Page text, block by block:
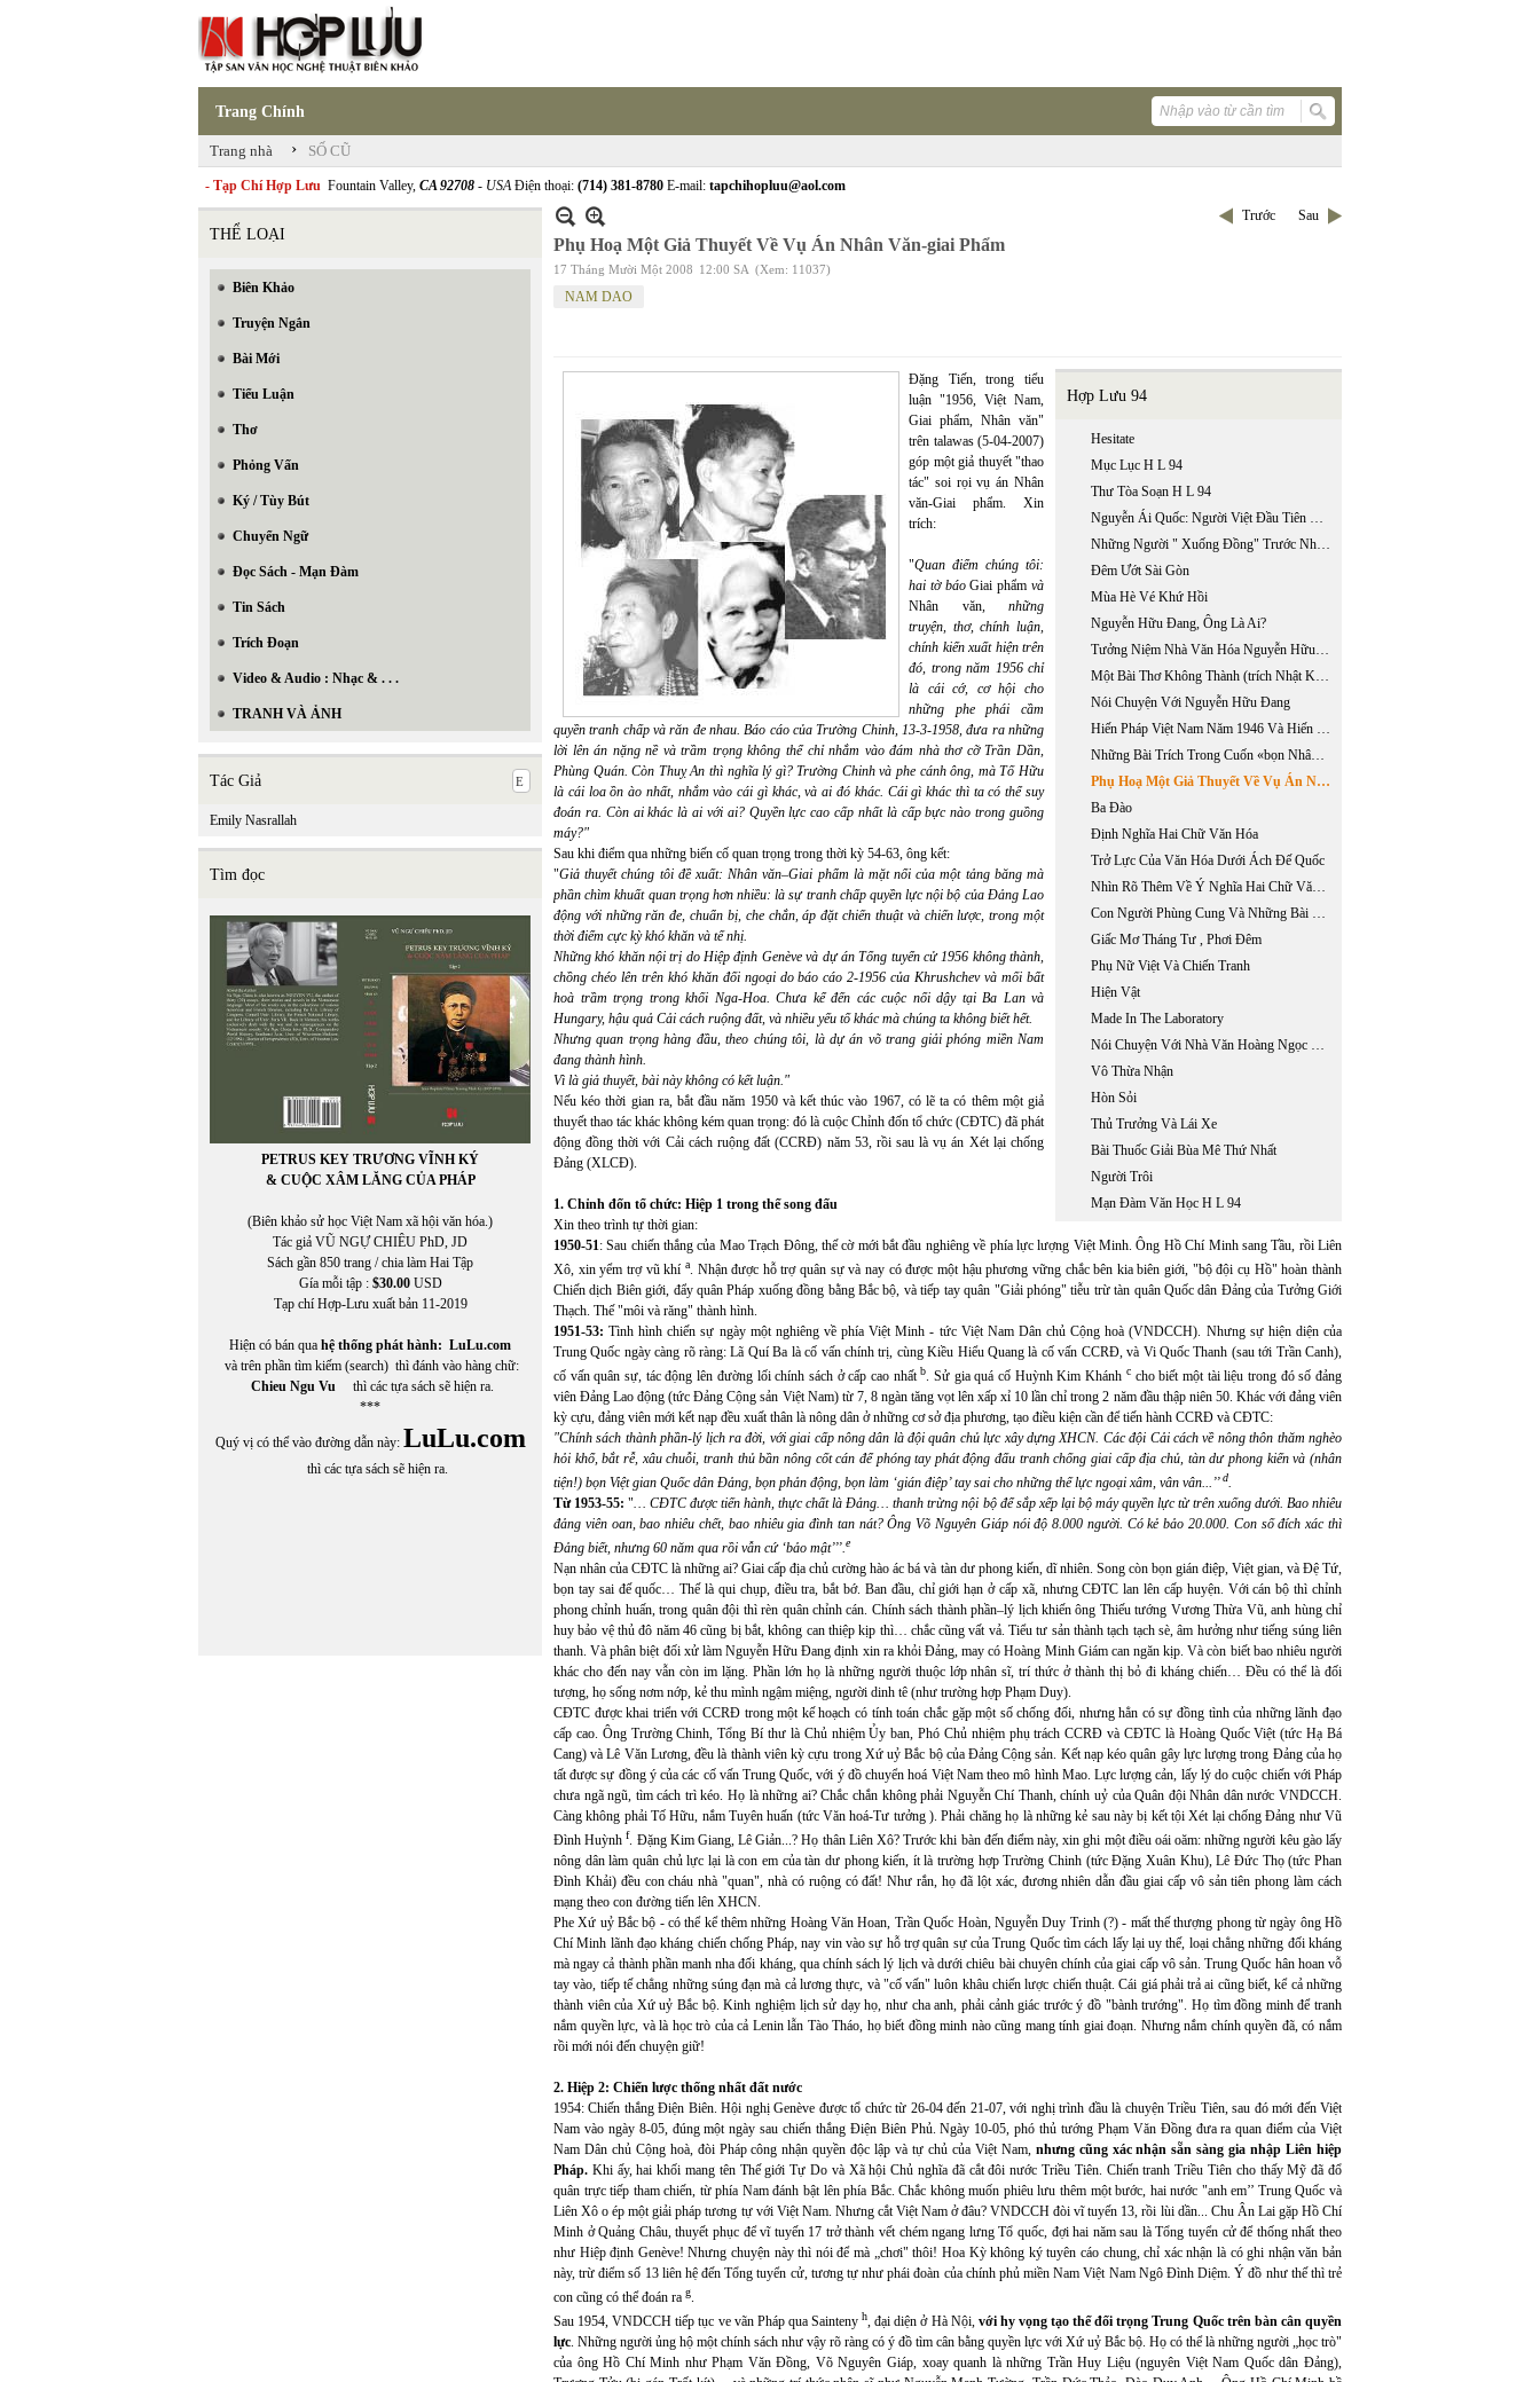
Trang Chính
Trang nhà › SỐ CŨ
- Tạp Chí Hợp Lưu Fountain Valley, CA 92708 - USAĐiện thoại: (714) 381-8780 E-mail: tapchihopluu@aol.com
THỂ LOẠI
Biên Khảo
Truyện Ngắn
Bài Mới
Tiểu Luận
Thơ
Phỏng Vấn
Ký / Tùy Bút
Chuyển Ngữ
Đọc Sách - Mạn Đàm
Tin Sách
Trích Đoạn
Video & Audio : Nhạc & . . .
TRANH VÀ ẢNH
Tác Giả
Emily Nasrallah
Tìm đọc
PETRUS KEY TRƯƠNG VĨNH KÝ
& CUỘC XÂM LĂNG CỦA PHÁP
(Biên khảo sử học Việt Nam xã hội văn hóa.)
Tác giả VŨ NGỰ CHIÊU PhD, JD
Sách gần 850 trang / chia làm Hai Tập
Gía mỗi tập : $30.00USD
Tạp chí Hợp-Lưu xuất bản 11-2019
Hiện có bán qua hệ thống phát hành: LuLu.com
và trên phần tìm kiếm (search) thì đánh vào hàng chữ:
Chieu Ngu Vu thì các tựa sách sẽ hiện ra.
***
Quý vị có thể vào đường dẫn này: LuLu.com
thì các tựa sách sẽ hiện ra.
Trước Sau
Phụ Hoạ Một Giả Thuyết Về Vụ Án Nhân Văn-giai Phẩm
17 Tháng Mười Một 2008 12:00 SA (Xem: 11037)
NAM DAO
Hợp Lưu 94
Hesitate
Mục Lục H L 94
Thư Tòa Soạn H L 94
Nguyễn Ái Quốc: Người Việt Đầu Tiên Đến Mỹ? (phần 2)
Những Người " Xuống Đồng" Trước Nhóm Mường Thái Lam Sơn
Đêm Ướt Sài Gòn
Mùa Hè Vé Khứ Hồi
Nguyễn Hữu Đang, Ông Là Ai?
Tưởng Niệm Nhà Văn Hóa Nguyễn Hữu Đang
Một Bài Thơ Không Thành (trích Nhật Ký Của Nhà Văn Nguyễn Huy Tưởng)
Nói Chuyện Với Nguyễn Hữu Đang
Hiến Pháp Việt Nam Năm 1946 Và Hiến Pháp Trung Hoa Bảo Đảm Tự Do Dân Chủ Thế Nào?
Những Bài Trích Trong Cuốn «bọn Nhân Văn Giai Phẩm Trước Toàn Án Dư Luận»
Phụ Hoạ Một Giả Thuyết Về Vụ Án Nhân Văn-giai Phẩm
Ba Đào
Định Nghĩa Hai Chữ Văn Hóa
Trở Lực Của Văn Hóa Dưới Ách Đế Quốc
Nhìn Rõ Thêm Về Ý Nghĩa Hai Chữ Văn Hóa Văn Hóa Tức Là...
Con Người Phùng Cung Và Những Bài Thơ Hay Trong Tập Xem Đêm
Giấc Mơ Tháng Tư , Phơi Đêm
Phụ Nữ Việt Và Chiến Tranh
Hiện Vật
Made In The Laboratory
Nói Chuyện Với Nhà Văn Hoàng Ngọc Thư
Vô Thừa Nhận
Hòn Sỏi
Thủ Trưởng Và Lái Xe
Bài Thuốc Giải Bùa Mê Thứ Nhất
Người Trôi
Mạn Đàm Văn Học H L 94
Đặng Tiến, trong tiểu
luận "1956, Việt Nam,
Giai phẩm, Nhân văn"
trên talawas (5-04-2007)
góp một giả thuyết "thao
tác" soi rọi vụ án Nhân
văn-Giai phẩm. Xin
trích:
"Quan điểm chúng tôi:
hai tờ báoGiai phẩm và
Nhân văn, những
truyện, thơ, chính luận,
chính kiến xuất hiện trên
đó, trong năm 1956 chỉ
là cái cớ, cơ hội cho
những phe phái cầm
quyền tranh chấp và răn đe nhau. Báo cáo của Trường Chinh, 13-3-1958, đưa ra những
lời lên án nặng nề và trầm trọng không thể chỉ nhắm vào đám nhà thơ cỡ Trần Dần,
Phùng Quán. Còn Thuỵ An thì nghĩa lý gì? Trường Chinh và phe cánh ông, mà Tố Hữu
là cái loa ồn ào nhất, nhắm vào cái gì khác, và ai đó khác. Cái gì khác thì ta có thể suy
đoán ra. Còn ai khác là ai với ai? Quyền lực cao cấp nhất là cấp bực nào trong guồng
máy?"
Sau khi điểm qua những biến cố quan trọng trong thời kỳ 54-63, ông kết:
"Giả thuyết chúng tôi đề xuất: Nhân văn–Giai phẩm là mặt nổi của một tảng băng mà
phần chìm khuất quan trọng hơn nhiều: là sự tranh chấp quyền lực nội bộ của Đảng Lao
động với những răn đe, chuẩn bị, che chắn, áp đặt chiến thuật và chiến lược, trong một
thời điểm cực kỳ khó khăn và tế nhị.
Những khó khăn nội trị do Hiệp định Genève và dự án Tổng tuyển cử 1956 không thành,
chồng chéo lên trên khó khăn đối ngoại do báo cáo 2-1956 của Khrushchev và mối bất
hoà trầm trọng trong khối Nga-Hoa. Chưa kể đến các cuộc nổi dậy tại Ba Lan và
Hungary, hậu quả Cải cách ruộng đất, và nhiều yếu tố khác mà chúng ta không biết hết.
Nhưng quan trọng hàng đầu, theo chúng tôi, là dự án võ trang giải phóng miền Nam
đang thành hình.
Vì là giả thuyết, bài này không có kết luận."
Nếu kéo thời gian ra, bắt đầu năm 1950 và kết thúc vào 1967, có lẽ ta có thêm một giả
thuyết thao tác khác không kém quan trọng: đó là cuộc Chỉnh đốn tổ chức (CĐTC) đã phát
động đồng thời với Cải cách ruộng đất (CCRĐ) năm 53, rồi sau là vụ án Xét lại chống
Đảng (XLCĐ).
1. Chỉnh đốn tổ chức: Hiệp 1 trong thế song đấu
Xin theo trình tự thời gian:
1950-51: Sau chiến thắng của Mao Trạch Đông, thế cờ mới bắt đầu nghiêng về phía lực lượng Việt Minh. Ông Hồ Chí Minh sang Tầu, rồi Liên
Xô, xin yểm trợ vũ khí a. Nhận được hỗ trợ quân sự và nay có được một hậu phương vững chắc bên kia biên giới, "bộ đội cụ Hồ" hoàn thành
Chiến dịch Biên giới, đẩy quân Pháp xuống đồng bằng Bắc bộ, và tiếp tay quân "Giải phóng" tiễu trừ tàn quân Quốc dân Đảng của Tưởng Giới
Thạch. Thế "môi và răng" thành hình.
1951-53: Tình hình chiến sự ngày một nghiêng về phía Việt Minh - tức Việt Nam Dân chủ Cộng hoà (VNDCCH). Nhưng sự hiện diện của
Trung Quốc ngày càng rõ ràng: Lã Quí Ba là cố vấn chính trị, cùng Kiều Hiểu Quang là cố vấn CCRĐ, và Vi Quốc Thanh (sau tới Trần Canh),
cố vấn quân sự, tác động lên đường lối chính sách ở cấp cao nhấtb. Sử gia quá cố Huỳnh Kim Khánh ccho biết một tài liệu trong đó số đảng
viên Đảng Lao động (tức Đảng Cộng sản Việt Nam) từ 7, 8 ngàn tăng vọt lên xấp xỉ 10 lần chỉ trong 2 năm đầu thập niên 50. Khác với đảng viên
kỳ cựu, đảng viên mới kết nạp đều xuất thân là nông dân ở những cơ sở địa phương, tạo điều kiện cần để tiến hành CCRĐ và CĐTC:
"Chính sách thành phần-lý lịch ra đời, với giai cấp nông dân là đội quân chủ lực xây dựng XHCN. Các đội Cải cách về nông thôn thăm nghèo
hỏi khổ, bắt rễ, xâu chuỗi, tranh thủ bần nông cốt cán để phóng tay phát động đấu tranh chống giai cấp địa chủ, tàn dư phong kiến và (nhân
tiện!) bọn Việt gian Quốc dân Đảng, bọn phản động, bọn làm ‘gián điệp’ tay sai cho những thế lực ngoại xâm, vân vân...’’d.
Từ 1953-55: "… CĐTC được tiến hành, thực chất là Đảng… thanh trừng nội bộ để sắp xếp lại bộ máy quyền lực từ trên xuống dưới. Bao nhiêu
đảng viên oan, bao nhiêu chết, bao nhiêu gia đình tan nát? Ông Võ Nguyên Giáp nói độ 8.000 người. Có kẻ bảo 20.000. Con số đích xác thì
Đảng biết, nhưng 60 năm qua rồi vẫn cứ ‘bảo mật’’’.e
Nạn nhân của CĐTC là những ai? Giai cấp địa chủ cường hào ác bá và tàn dư phong kiến, dĩ nhiên. Song còn bọn gián điệp, Việt gian, và Đệ Tứ,
bọn tay sai đế quốc… Thế là qui chụp, điều tra, bắt bớ. Ban đầu, chỉ giới hạn ở cấp xã, nhưng CĐTC lan lên cấp huyện. Với cán bộ thì chỉnh
phong chỉnh huấn, trong quân đội thì rèn quân chỉnh cán. Chính sách thành phần–lý lịch khiến ông Thiếu tướng Vương Thừa Vũ, anh hùng chỉ
huy bảo vệ thủ đô năm 46 cũng bị bắt, không can thiệp kịp thì… chắc cũng vất vả. Tiểu tư sản thành tạch tạch sè, âm hưởng như tiếng súng liên
thanh. Và phân biệt đối xử làm Nguyễn Hữu Đang định xin ra khỏi Đảng, may có Hoàng Minh Giám can ngăn kịp. Và còn biết bao nhiêu người
khác cho đến nay vẫn còn im lặng. Phần lớn họ là những người thuộc lớp nhân sĩ, trí thức ở thành thị bỏ đi kháng chiến… Đều có thể là đối
tượng, họ sống nơm nớp, kẻ thu mình ngậm miệng, người dinh tê (như trường hợp Phạm Duy).
CĐTC được khai triển với CCRĐ trong một kế hoạch có tính toán chắc gặp một số chống đối, nhưng hẳn có sự đồng tình của những lãnh đạo
cấp cao. Ông Trường Chinh, Tổng Bí thư là Chủ nhiệm Ủy ban, Phó Chủ nhiệm phụ trách CCRĐ và CĐTC là Hoàng Quốc Việt (tức Hạ Bá
Cang) và Lê Văn Lương, đều là thành viên kỳ cựu trong Xứ uỷ Bắc bộ của Đảng Cộng sản. Kết nạp kéo quân gây lực lượng trong Đảng của họ
tất được sự đồng ý của các cố vấn Trung Quốc, với ý đồ chuyển hoá Việt Nam theo mô hình Mao. Lực lượng cản, lấy lý do cuộc chiến với Pháp
chưa ngã ngũ, tìm cách trì kéo. Họ là những ai? Chắc chắn không phải Nguyễn Chí Thanh, chính uỷ của Quân đội Nhân dân nước VNDCCH.
Càng không phải Tố Hữu, nắm Tuyên huấn (tức Văn hoá-Tư tưởng ). Phải chăng họ là những kẻ sau này bị kết tội Xét lại chống Đảng như Vũ
Đình Huỳnhf. Đặng Kim Giang, Lê Giản...? Họ thân Liên Xô? Trước khi bàn đến điểm này, xin ghi một điều oái oăm: những người kêu gào lấy
nông dân làm quân chủ lực lại là con em của tàn dư phong kiến, ít là trường hợp Trường Chinh (tức Đặng Xuân Khu), Lê Đức Thọ (tức Phan
Đình Khải) đều con cháu nhà "quan", nhà có ruộng có đất! Như rắn, họ đã lột xác, đương nhiên dẫn đầu giai cấp vô sản tiên phong làm cách
mạng theo con đường tiến lên XHCN.
Phe Xứ uỷ Bắc bộ - có thể kể thêm những Hoàng Văn Hoan, Trần Quốc Hoàn, Nguyễn Duy Trinh (?) - mất thế thượng phong từ ngày ông Hồ
Chí Minh lãnh đạo kháng chiến chống Pháp, nay vin vào sự hỗ trợ quân sự của Trung Quốc tìm cách lấy lại uy thế, loại chẳng những đối kháng
mà ngay cả thành phần manh nha đối kháng, qua chính sách lý lịch và dưới chiêu bài chuyên chính của giai cấp vô sản. Trung Quốc hân hoan vỗ
tay vào, tiếp tế chẳng những súng đạn mà cả lương thực, và "cố vấn" luôn khâu chiến lược chiến thuật. Cái giá phải trả ai cũng biết, kể cả những
thành viên của Xứ uỷ Bắc bộ. Kinh nghiệm lịch sử dạy họ, như cha anh, phải cảnh giác trước ý đồ "bành trướng". Họ tìm đồng minh để tranh
nắm quyền lực, và là học trò của cả Lenin lẫn Tào Tháo, họ biết đồng minh nào cũng mang tính giai đoạn. Nhưng nắm chính quyền đã, có nắm
rồi mới nói đến chuyện giữ!
2. Hiệp 2: Chiến lược thống nhất đất nước
1954: Chiến thắng Điện Biên. Hội nghị Genève được tổ chức từ 26-04 đến 21-07, với nghị trình đầu là chuyện Triều Tiên, sau đó mới đến Việt
Nam vào ngày 8-05, đúng một ngày sau chiến thắng Điện Biên Phủ. Ngày 10-05, phó thủ tướng Phạm Văn Đồng đưa ra quan điểm của Việt
Nam Dân chủ Cộng hoà, đòi Pháp công nhận quyền độc lập và tự chủ của Việt Nam, nhưng cũng xác nhận sẵn sàng gia nhập Liên hiệp
Pháp. Khi ấy, hai khối mang tên Thế giới Tự Do và Xã hội Chủ nghĩa đã cắt đôi nước Triều Tiên. Chiến tranh Triều Tiên cho thấy Mỹ đã đổ
quân trực tiếp tham chiến, từ phía Nam đánh bật lên phía Bắc. Chắc không muốn phiêu lưu thêm một bước, hai nước "anh em’’ Trung Quốc và
Liên Xô o ép một giải pháp tương tự với Việt Nam. Nhưng cắt Việt Nam ở đâu? VNDCCH đòi vĩ tuyến 13, rồi lùi dần... Chu Ân Lai gặp Hồ Chí
Minh ở Quảng Châu, thuyết phục để vĩ tuyến 17 trở thành vết chém ngang lưng Tổ quốc, đợi hai năm sau là Tổng tuyển cử để thống nhất theo
như Hiệp định Genève! Nhưng chuyện này thì nói để mà „chơi" thôi! Hoa Kỳ không ký tuyên cáo chung, chỉ xác nhận là có ghi nhận văn bản
này, trừ điểm số 13 liên hệ đến Tổng tuyển cử, tương tự như phái đoàn của chính phủ miền Nam Việt Nam Ngô Đình Diệm. Ý đồ như thế thì trẻ
con cũng có thể đoán ra g.
Sau 1954, VNDCCH tiếp tục ve vãn Pháp qua Saintenyh, đại diện ở Hà Nội, với hy vọng tạo thế đối trọng Trung Quốc trên bàn cân quyền
lực. Những người ủng hộ một chính sách như vậy rõ ràng có ý đồ tìm cân bằng quyền lực với Xứ uỷ Bắc bộ. Họ có thể là những người „học trò"
của ông Hồ Chí Minh như Phạm Văn Đồng, Võ Nguyên Giáp, xoay quanh là những Trần Huy Liệu (nguyên Việt Nam Quốc dân Đảng),